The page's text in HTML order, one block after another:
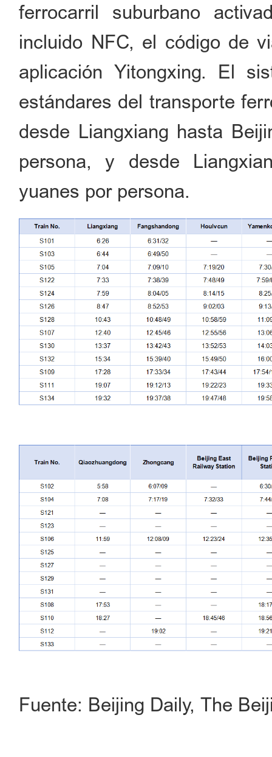
ferrocarril suburbano
incluido NFC, el código de
aplicación Yitongxing. El
estándares del transporte
desde Liangxiang hasta
persona, y desde
yuanes por persona.
Fuente: Beijing Daily, The